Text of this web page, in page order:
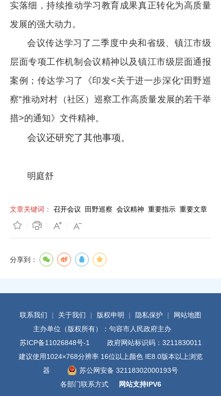
实落细，持续推动学习教育成果真正转化为高质量
发展的强大动力。
会议传达学习了二季度中央和省级、镇江市级
层面专项工作机制会议精神以及镇江市级层面通报
案例；传达学习了《印发<关于进一步深化“田野巡
察”推动对村（社区）巡察工作高质量发展的若干举
措>的通知》文件精神。
会议还研究了其他事项。
明庭舒
文章关键词： 召开会议 田野巡察 会议精神 重要指示 重要文章
分享到：
联系我们 | 关于我们 | 版权申明 | 隐私保护 |
网站地图
主办单位（版权所有）：句容市人民政府主办
苏ICP备11026848号-1
政府网站标识码：3211830011
建议使用1024×768分辨率 16位以上颜色 IE8.0版本以上浏览
器
苏公网安备 32118302000193号
各部门联系方式
网站支持IPV6